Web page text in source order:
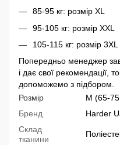
85-95 кг: розмір XL
95-105 кг: розмір XXL
105-115 кг: розмір 3XL
Попередньо менеджер
і дає свої рекомендації,
допоможемо з підбором.
Розмір
M (65-75
Бренд
Harder
Склад
тканини